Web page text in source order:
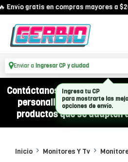
Envío gratis en compras mayores a
Enviar a Ingresar CP y ciudad
Contáctanos por WhatsApp
personalizado para
productos que se adapten
Inicio Monitores Y Tv